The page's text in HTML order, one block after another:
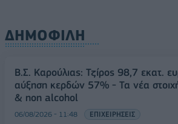
ΔΗΜΟΦΙΛΗ
Β.Σ. Καρούλιας: Τζίρος 98,7 εκατ.
αύξηση κερδών 57% - Τα νέα
& non alcohol
06/08/2026 - 11:48 ΕΠΙΧΕΙΡΗΣΕΙΣ